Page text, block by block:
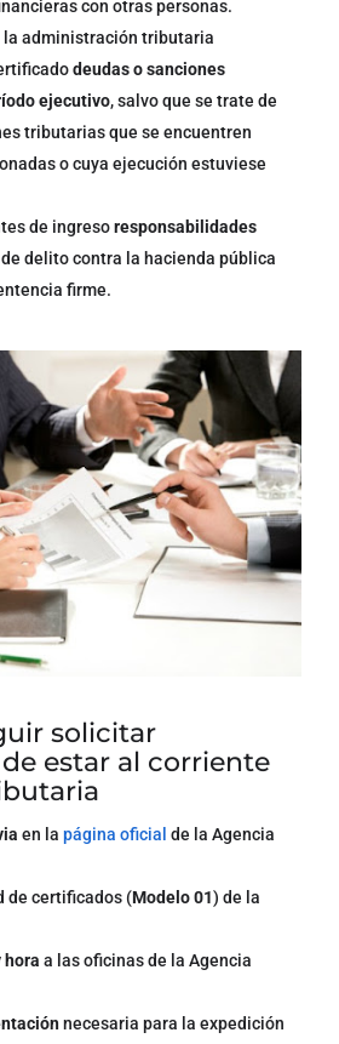
con otras personas.
administración tributaria
deudas o sanciones
ejecutivo, salvo que se trate de
tributarias que se encuentren
o cuya ejecución estuviese
de ingresoresponsabilidades
delito contra la hacienda pública
firme.
solicitar
estar al corriente
en la página oficial de la Agencia
de certificados (Modelo 01) de la
hora a las oficinas de la Agencia
necesaria para la expedición